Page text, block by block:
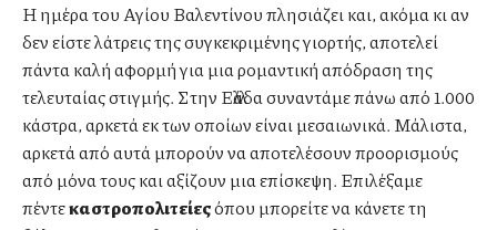
Η ημέρα του Αγίου Βαλεντίνου πλησιάζει και, ακόμα κι αν
δεν είστε λάτρεις της συγκεκριμένης γιορτής, αποτελεί
πάντα καλή αφορμή για μια ρομαντική απόδραση της
τελευταίας στιγμής. Στην Ελλάδα συναντάμε πάνω από 1.000
κάστρα, αρκετά εκ των οποίων είναι μεσαιωνικά. Μάλιστα,
αρκετά από αυτά μπορούν να αποτελέσουν προορισμούς
από μόνα τους και αξίζουν μια επίσκεψη. Επιλέξαμε
πέντεκαστροπολιτείεςόπου μπορείτε να κάνετε τη